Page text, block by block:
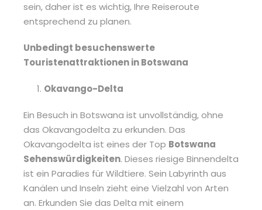
sein, daher ist es wichtig, Ihre Reiseroute
entsprechend zu planen.
Unbedingt besuchenswerte
Touristenattraktionen in Botswana
Okavango-Delta
Ein Besuch in Botswana ist unvollständig, ohne
das Okavangodelta zu erkunden. Das
Okavangodelta ist eines der Top Botswana
Sehenswürdigkeiten. Dieses riesige Binnendelta
ist ein Paradies für Wildtiere. Sein Labyrinth aus
Kanälen und Inseln zieht eine Vielzahl von Arten
an. Erkunden Sie das Delta mit einem